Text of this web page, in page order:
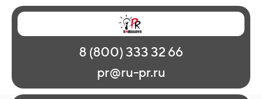
Главная
Наши работы
О рекламе
Регионы
Контакты
8 (800) 333 32 66
pr@ru-pr.ru